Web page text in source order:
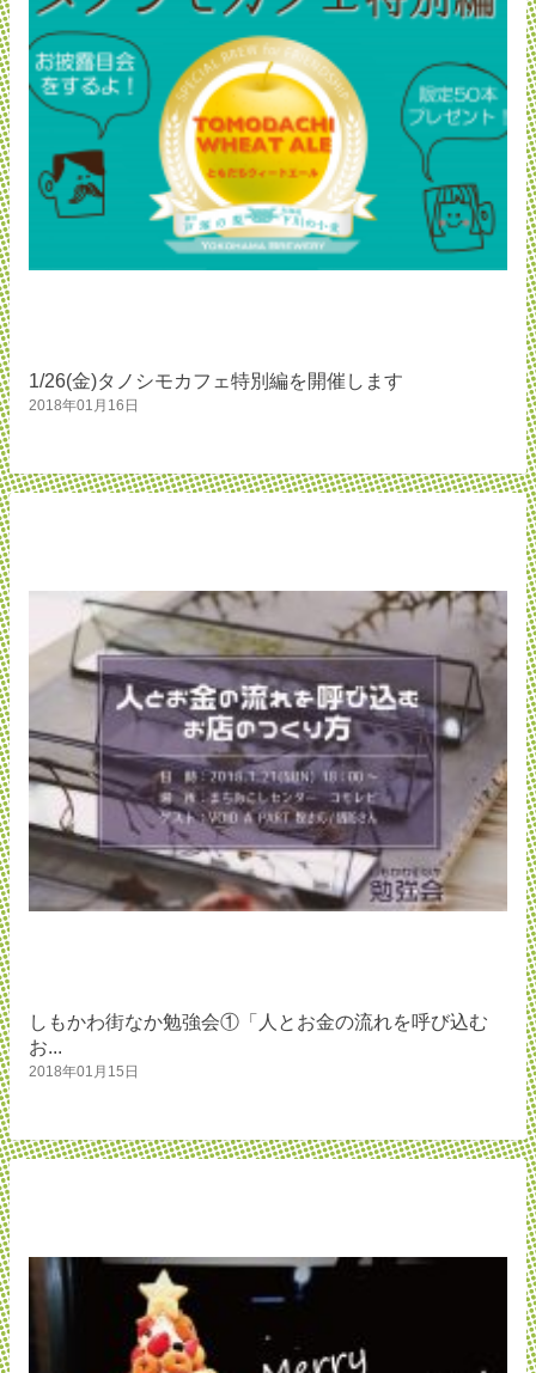
1/26(金)タノシモカフェ特別編を開催します
2018年01月16日
しもかわ街なか勉強会①「人とお金の流れを呼び込む
お...
2018年01月15日